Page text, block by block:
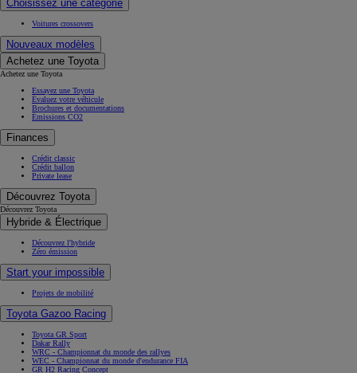
Choisissez une catégorie
Voitures crossovers
Nouveaux modèles
Achetez une Toyota
Achetez une Toyota
Essayez une Toyota
Évaluez votre véhicule
Brochures et documentations
Émissions CO2
Finances
Crédit classic
Crédit ballon
Private lease
Découvrez Toyota
Découvrez Toyota
Hybride & Électrique
Découvrez l'hybride
Zéro émission
Start your impossible
Projets de mobilité
Toyota Gazoo Racing
Toyota GR Sport
Dakar Rally
WRC - Championnat du monde des rallyes
WEC - Championnat du monde d'endurance FIA
GR H2 Racing Concept